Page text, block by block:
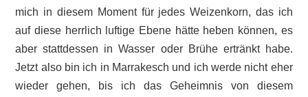
mich in diesem Moment für jedes Weizenkorn, das ich
auf diese herrlich luftige Ebene hätte heben können, es
aber stattdessen in Wasser oder Brühe ertränkt habe.
Jetzt also bin ich in Marrakesch und ich werde nicht eher
wieder gehen, bis ich das Geheimnis von diesem